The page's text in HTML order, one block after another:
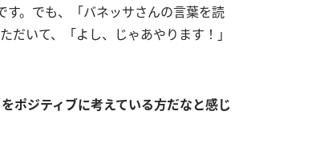
。でも、「バネッサさんの言葉を読
だいて、「よし、じゃあやります！」
ポジティブに考えている方だなと感じ